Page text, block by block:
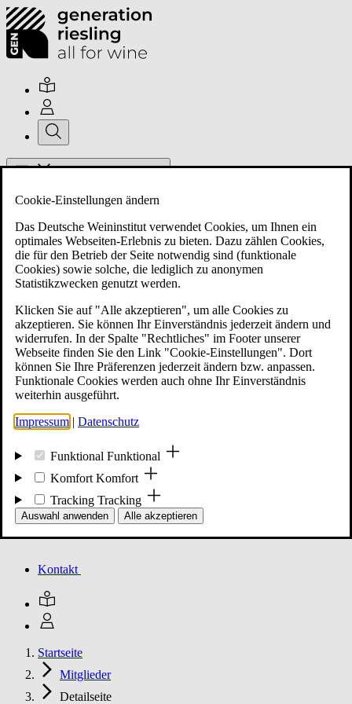
Über uns
Mitglieder
Mitglied werden
Events
Unsere Meldungen
Kontakt
Startseite
Mitglieder
Detailseite
Cookie-Einstellungen ändern
Das Deutsche Weininstitut verwendet Cookies, um Ihnen ein
optimales Webseiten-Erlebnis zu bieten. Dazu zählen Cookies,
die für den Betrieb der Seite notwendig sind (funktionale
Cookies) sowie solche, die lediglich zu anonymen
Statistikzwecken genutzt werden.
Klicken Sie auf "Alle akzeptieren", um alle Cookies zu
akzeptieren. Sie können Ihr Einverständnis jederzeit ändern und
widerrufen. In der Spalte "Rechtliches" im Footer unserer
Webseite finden Sie den Link "Cookie-Einstellungen". Dort
können Sie Ihre Präferenzen jederzeit ändern bzw. anpassen.
Funktionale Cookies werden auch ohne Ihr Einverständnis
weiterhin ausgeführt.
Impressum | Datenschutz
Funktional Funktional
Komfort Komfort
Tracking Tracking
Auswahl anwenden Alle akzeptieren